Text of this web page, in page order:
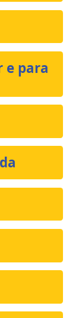
e para